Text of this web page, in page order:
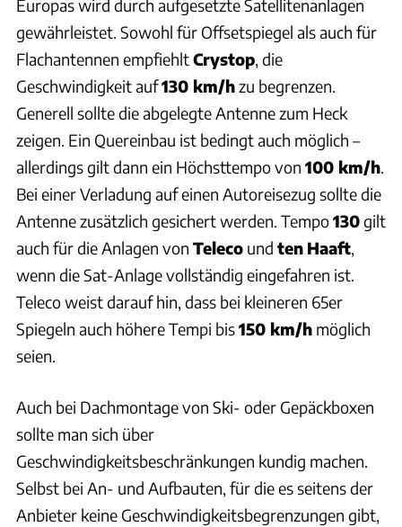
Europas wird durch aufgesetzte Satellitenanlagen
gewährleistet. Sowohl für Offsetspiegel als auch für
Flachantennen empfiehltCrystop, die
Geschwindigkeit auf130 km/hzu begrenzen.
Generell sollte die abgelegte Antenne zum Heck
zeigen. Ein Quereinbau ist bedingt auch möglich –
allerdings gilt dann ein Höchsttempo von 100 km/h.
Bei einer Verladung auf einen Autoreisezug sollte die
Antenne zusätzlich gesichert werden. Tempo130gilt
auch für die Anlagen von Teleco und ten Haaft,
wenn die Sat-Anlage vollständig eingefahren ist.
Teleco weist darauf hin, dass bei kleineren 65er
Spiegeln auch höhere Tempi bis150 km/h möglich
seien.
Auch bei Dachmontage von Ski- oder Gepäckboxen
sollte man sich über
Geschwindigkeitsbeschränkungen kundig machen.
Selbst bei An- und Aufbauten, für die es seitens der
Anbieter keine Geschwindigkeitsbegrenzungen gibt,